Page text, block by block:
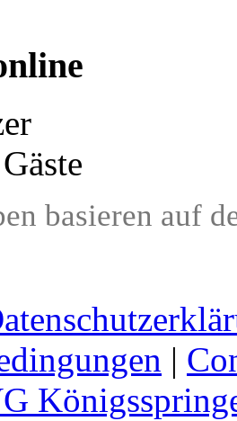
basieren auf
|